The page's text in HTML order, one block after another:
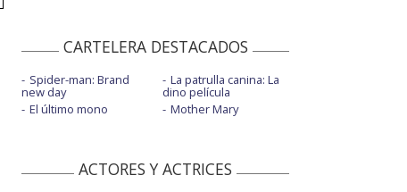
CARTELERA DESTACADOS
Spider-man: Brand
new day
El último mono
La patrulla canina: La
dino película
Mother Mary
ACTORES Y ACTRICES